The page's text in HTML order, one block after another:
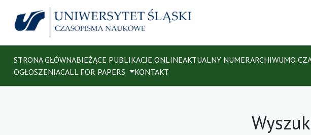
STRONA GŁÓWNABIEŻĄCE PUBLIKACJE ONLINEAKTUALNY NUMERARCHIWUMO
OGŁOSZENIACALL FOR PAPERS KONTAKT